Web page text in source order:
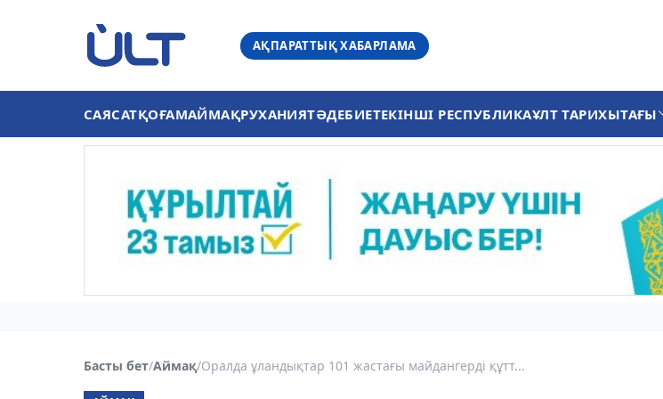
АҚПАРАТТЫҚ ХАБАРЛАМА
САЯСАТҚОҒАМАЙМАҚРУХАНИЯТӘДЕБИЕТЕКІНШІ РЕСПУБЛИКАҰЛТ ТАРИХЫТАҒЫ
Басты бет/Аймақ/Оралда ұландықтар 101 жастағы майдангерді құтт...